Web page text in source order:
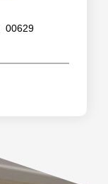
00629